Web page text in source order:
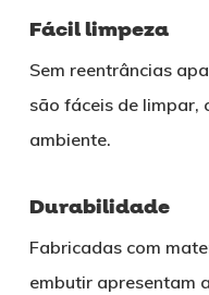
Fácil limpeza
Sem reentrâncias
são fáceis de limpar,
ambiente.
Durabilidade
Fabricadas com
embutir apresentam